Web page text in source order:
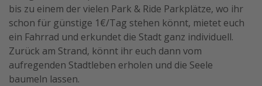
bis zu einem der vielen Park & Ride Parkplätze, wo ihr
schon für günstige 1€/Tag stehen könnt, mietet euch
ein Fahrrad und erkundet die Stadt ganz individuell.
Zurück am Strand, könnt ihr euch dann vom
aufregenden Stadtleben erholen und die Seele
baumeln lassen.